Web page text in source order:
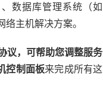
数据库管理系统（如
主机解决方案。
议，可帮助您调整服务
控制面板来完成所有这